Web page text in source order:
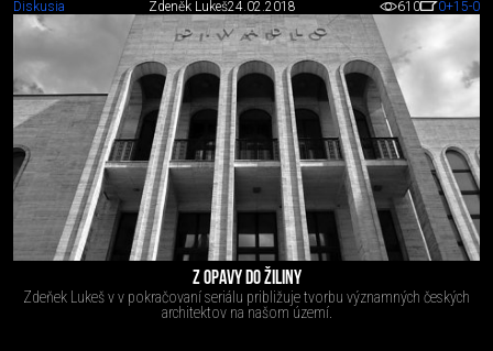
Diskusia Zdeněk Lukeš24.02.2018 610 0+15-0
Z OPAVY DO ŽILINY
Zdeňek Lukeš v v pokračovaní seriálu približuje tvorbu významných českých
architektov na našom území.